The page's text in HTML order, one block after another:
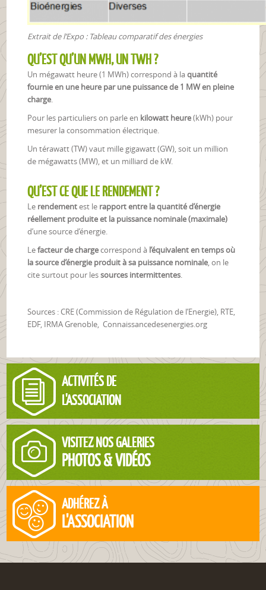
Extrait de l’Expo : Tableau comparatif des énergies
QU’EST QU’UN MWH, UN TWH ?
Un mégawatt heure (1 MWh) correspond à laquantité
fournie en une heure par une puissance de 1 MW en pleine
charge.
Pour les particuliers on parle en kilowatt heure(kWh) pour
mesurer la consommation électrique.
Un térawatt (TW) vaut mille gigawatt (GW), soit un million
de mégawatts (MW), et un milliard de kW.
QU’EST CE QUE LE RENDEMENT ?
Le rendementest le rapport entre la quantité d’énergie
réellement produite et la puissance nominale (maximale)
d’une source d’énergie.
Lefacteur de chargecorrespond à l’équivalent en temps où
la source d’énergie produit à sa puissance nominale, on le
cite surtout pour lessources intermittentes.
Sources : CRE (Commission de Régulation de l’Energie), RTE,
EDF, IRMA Grenoble, Connaissancedesenergies.org
ACTIVITÉS DE
L'ASSOCIATION
VISITEZ NOS GALERIES
PHOTOS & VIDÉOS
ADHÉREZ À
L'ASSOCIATION